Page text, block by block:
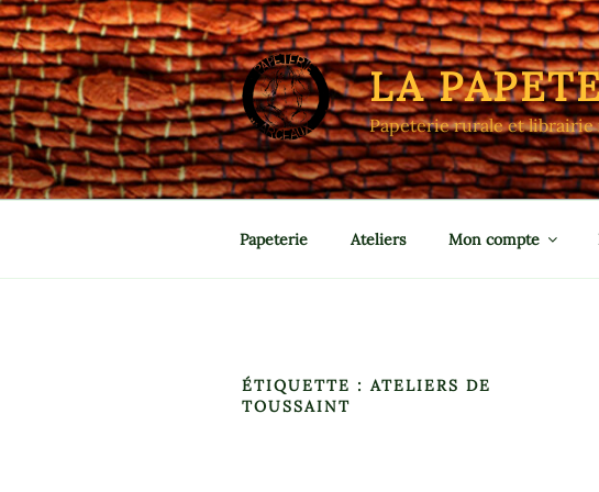
Aller
au
contenu
principal
LA
Papeterie rurale et
Papeterie Ateliers Mon compte
ÉTIQUETTE : ATELIERS DE
TOUSSAINT